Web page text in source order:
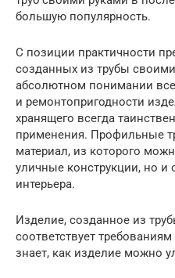
большую популярность.
С позиции практичности
созданных из трубы
абсолютном понимании
и ремонтопригодности
хранящего всегда
применения. Профильные
материал, из которого
уличные конструкции, но
интерьера.
Изделие, созданное из
соответствует
знает, как изделие можно